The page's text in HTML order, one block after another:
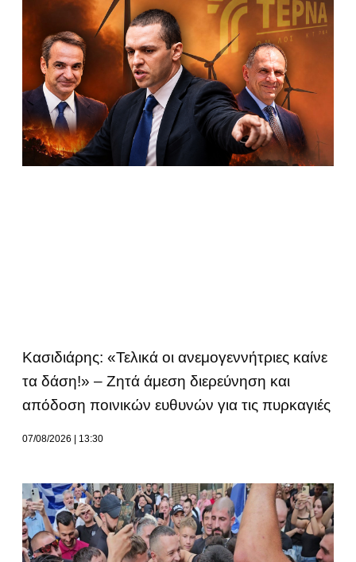
Κασιδιάρης: «Τελικά οι ανεμογεννήτριες καίνε
τα δάση!» – Ζητά άμεση διερεύνηση και
απόδοση ποινικών ευθυνών για τις πυρκαγιές
07/08/2026 13:30